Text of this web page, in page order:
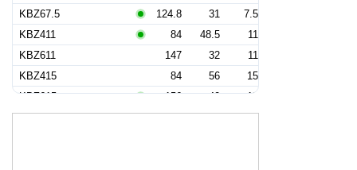
KBZ67.5
124.8 31
7.5
KBZ411
84 48.5
11
KBZ611
147 32
11
KBZ415
84 56
15
KBZ615
156 40 15